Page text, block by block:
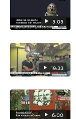
5:05
19:33
6:00